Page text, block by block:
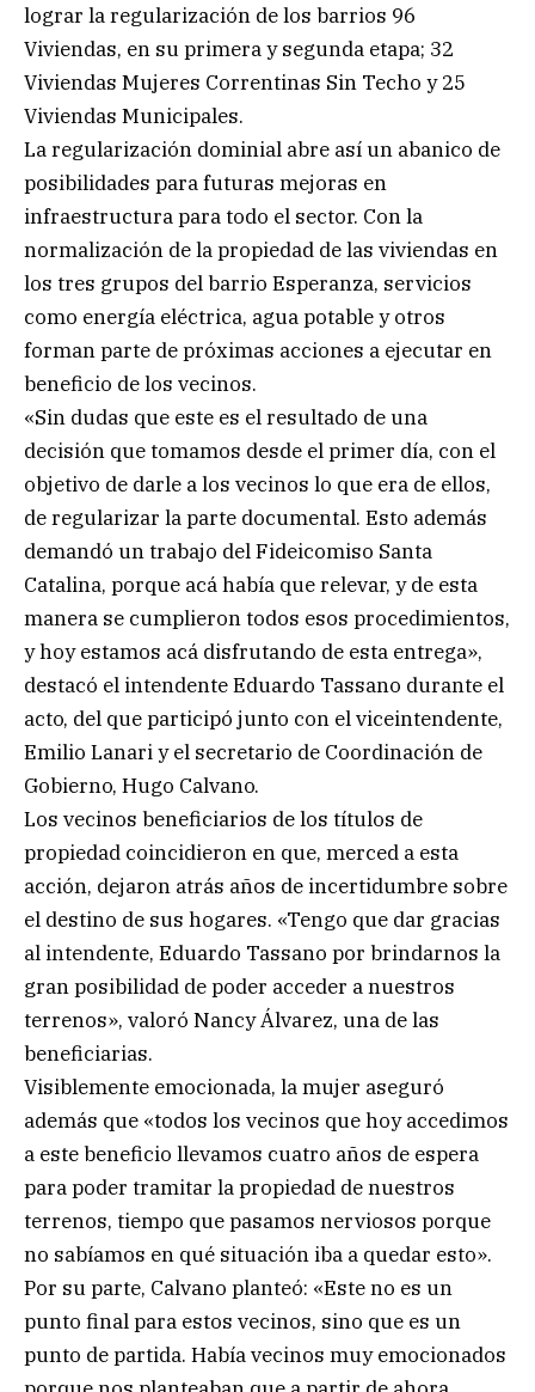
lograr la regularización de los barrios 96
Viviendas, en su primera y segunda etapa; 32
Viviendas Mujeres Correntinas Sin Techo y 25
Viviendas Municipales.
La regularización dominial abre así un abanico de
posibilidades para futuras mejoras en
infraestructura para todo el sector. Con la
normalización de la propiedad de las viviendas en
los tres grupos del barrio Esperanza, servicios
como energía eléctrica, agua potable y otros
forman parte de próximas acciones a ejecutar en
beneficio de los vecinos.
«Sin dudas que este es el resultado de una
decisión que tomamos desde el primer día, con el
objetivo de darle a los vecinos lo que era de ellos,
de regularizar la parte documental. Esto además
demandó un trabajo del Fideicomiso Santa
Catalina, porque acá había que relevar, y de esta
manera se cumplieron todos esos procedimientos,
y hoy estamos acá disfrutando de esta entrega»,
destacó el intendente Eduardo Tassano durante el
acto, del que participó junto con el viceintendente,
Emilio Lanari y el secretario de Coordinación de
Gobierno, Hugo Calvano.
Los vecinos beneficiarios de los títulos de
propiedad coincidieron en que, merced a esta
acción, dejaron atrás años de incertidumbre sobre
el destino de sus hogares. «Tengo que dar gracias
al intendente, Eduardo Tassano por brindarnos la
gran posibilidad de poder acceder a nuestros
terrenos», valoró Nancy Álvarez, una de las
beneficiarias.
Visiblemente emocionada, la mujer aseguró
además que «todos los vecinos que hoy accedimos
a este beneficio llevamos cuatro años de espera
para poder tramitar la propiedad de nuestros
terrenos, tiempo que pasamos nerviosos porque
no sabíamos en qué situación iba a quedar esto».
Por su parte, Calvano planteó: «Este no es un
punto final para estos vecinos, sino que es un
punto de partida. Había vecinos muy emocionados